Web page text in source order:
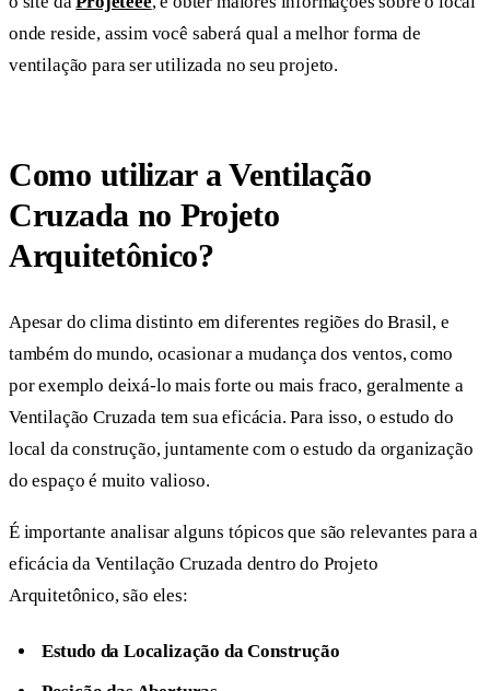
onde reside, assim você saberá qual a melhor forma de
ventilação para ser utilizada no seu projeto.
Como utilizar a Ventilação
Cruzada no Projeto
Arquitetônico?
Apesar do clima distinto em diferentes regiões do Brasil, e
também do mundo, ocasionar a mudança dos ventos, como
por exemplo deixá-lo mais forte ou mais fraco, geralmente a
Ventilação Cruzada tem sua eficácia. Para isso, o estudo do
local da construção, juntamente com o estudo da organização
do espaço é muito valioso.
É importante analisar alguns tópicos que são relevantes para a
eficácia da Ventilação Cruzada dentro do Projeto
Arquitetônico, são eles:
Estudo da Localização da Construção